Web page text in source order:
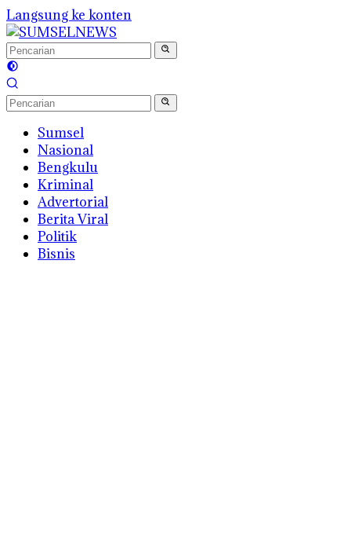
Langsung ke konten
Sumsel
Nasional
Bengkulu
Kriminal
Advertorial
Berita Viral
Politik
Bisnis